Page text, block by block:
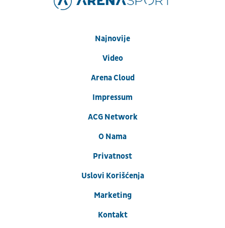
Najnovije
Video
Arena Cloud
Impressum
ACG Network
O Nama
Privatnost
Uslovi Korišćenja
Marketing
Kontakt